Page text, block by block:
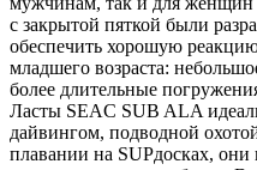
с закрытой пяткой были
обеспечить хорошую
младшего возраста:
более длительные
Ласты SEAC SUB ALA
дайвингом, подводной
плавании на SUPдосках,